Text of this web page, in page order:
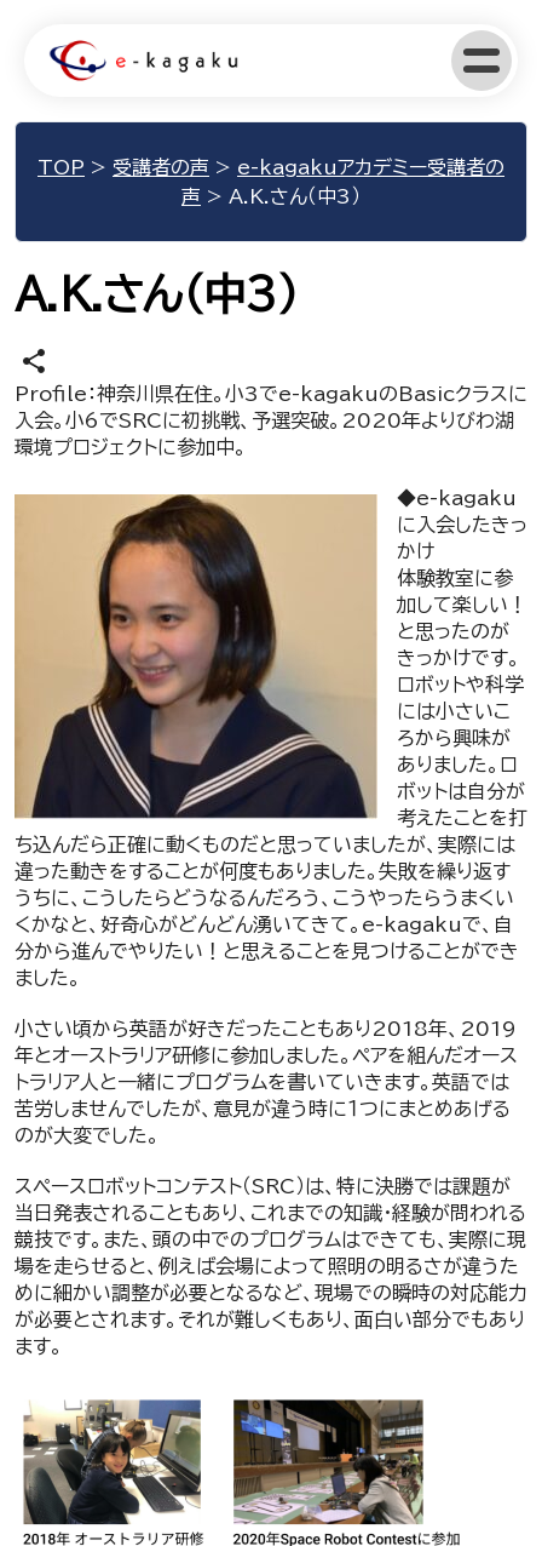
TOP > 受講者の声 > e-kagakuアカデミー受講者の
声 > A.K.さん（中3）
A.K.さん（中3）
share
Profile：神奈川県在住。小3でe-kagakuのBasicクラスに
入会。小6でSRCに初挑戦、予選突破。2020年よりびわ湖
環境プロジェクトに参加中。
◆e-kagaku
に入会したきっ
かけ
体験教室に参
加して楽しい！
と思ったのが
きっかけです。
ロボットや科学
には小さいこ
ろから興味が
ありました。ロ
ボットは自分が
考えたことを打
ち込んだら正確に動くものだと思っていましたが、実際には
違った動きをすることが何度もありました。失敗を繰り返す
うちに、こうしたらどうなるんだろう、こうやったらうまくい
くかなと、好奇心がどんどん湧いてきて。e-kagakuで、自
分から進んでやりたい！と思えることを見つけることができ
ました。
小さい頃から英語が好きだったこともあり2018年、2019
年とオーストラリア研修に参加しました。ペアを組んだオース
トラリア人と一緒にプログラムを書いていきます。英語では
苦労しませんでしたが、意見が違う時に１つにまとめあげる
のが大変でした。
スペースロボットコンテスト（SRC）は、特に決勝では課題が
当日発表されることもあり、これまでの知識・経験が問われる
競技です。また、頭の中でのプログラムはできても、実際に現
場を走らせると、例えば会場によって照明の明るさが違うた
めに細かい調整が必要となるなど、現場での瞬時の対応能力
が必要とされます。それが難しくもあり、面白い部分でもあり
ます。